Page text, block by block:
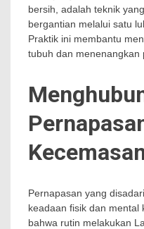
bersih, adalah teknik
bergantian melalui satu
Praktik ini membantu
tubuh dan menenangkan
Pernapasan yang
keadaan fisik dan mental
bahwa rutin melakukan